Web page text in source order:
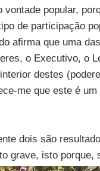
popular,
de participação
afirma que uma
o Executivo, o
destes
me que este é
dois são
grave, isto porque,